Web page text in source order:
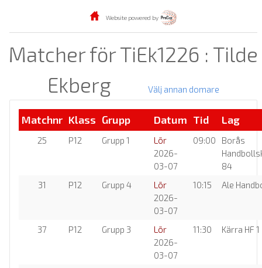
Website powered by
Matcher för TiEk1226 : Tilde
Ekberg
Välj annan domare
Matchnr Klass Grupp Datum Tid Lag
25 P12 Grupp 1
Lör
2026-
03-07
09:00
Borås
84
31
P12 Grupp 4
Lör
2026-
03-07
10:15 Ale
37 P12 Grupp 3
Lör
2026-
03-07
11:30 Kärra HF 1